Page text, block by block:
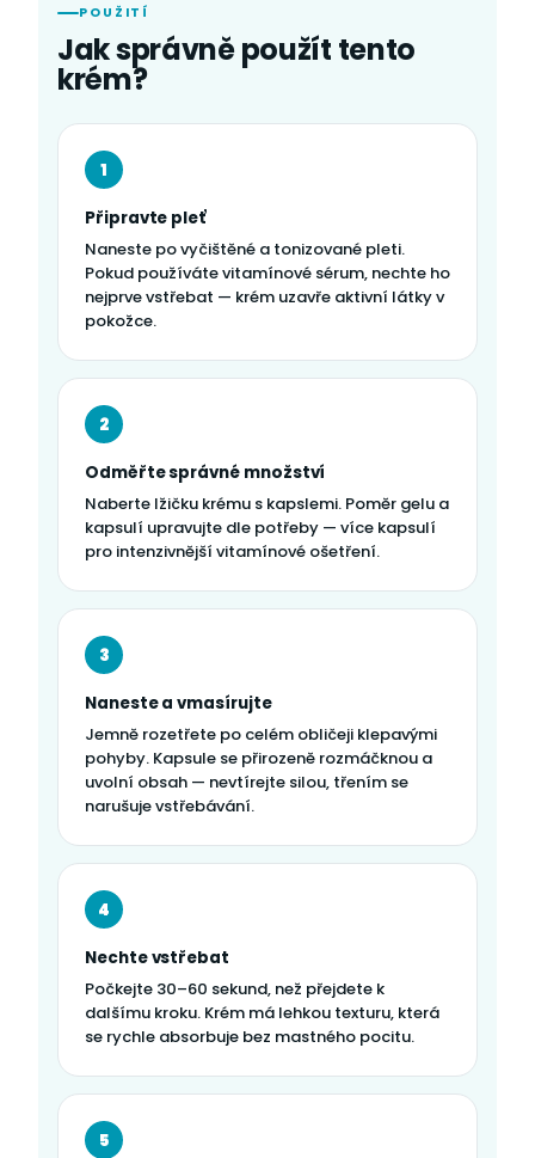
POUŽITÍ
Jak správně použít tento
krém?
1
Připravte pleť
Naneste po vyčištěné a tonizované pleti.
Pokud používáte vitamínové sérum, nechte ho
nejprve vstřebat — krém uzavře aktivní látky v
pokožce.
2
Odměřte správné množství
Naberte lžičku krému s kapslemi. Poměr gelu a
kapsulí upravujte dle potřeby — více kapsulí
pro intenzivnější vitamínové ošetření.
3
Naneste a vmasírujte
Jemně rozetřete po celém obličeji klepavými
pohyby. Kapsule se přirozeně rozmáčknou a
uvolní obsah — nevtírejte silou, třením se
narušuje vstřebávání.
4
Nechte vstřebat
Počkejte 30–60 sekund, než přejdete k
dalšímu kroku. Krém má lehkou texturu, která
se rychle absorbuje bez mastného pocitu.
5